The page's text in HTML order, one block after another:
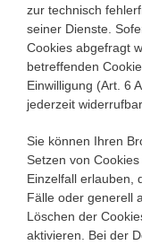
zur technisch
seiner Dienste.
Cookies abgefragt
betreffenden
Einwilligung (Art. 6
jederzeit widerrufbar.
Sie können Ihren
Setzen von
Einzelfall erlauben,
Fälle oder generell
Löschen der
aktivieren. Bei der